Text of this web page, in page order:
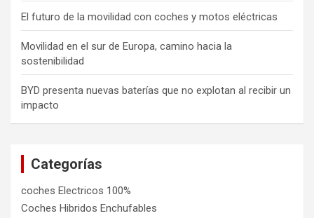
El futuro de la movilidad con coches y motos eléctricas
Movilidad en el sur de Europa, camino hacia la
sostenibilidad
BYD presenta nuevas baterías que no explotan al recibir un
impacto
Categorías
coches Electricos 100%
Coches Hibridos Enchufables